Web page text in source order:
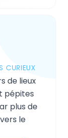
CURIEUX
de lieux
pépites
plus de
le